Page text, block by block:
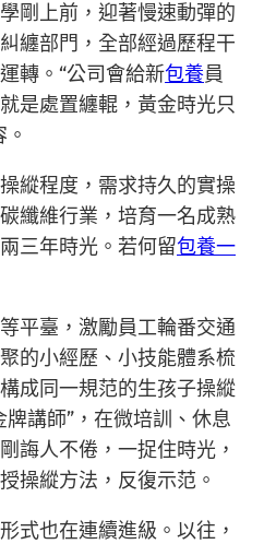
剛上前，迎著慢速動彈的
纏部門，全部經過歷程干
轉。“公司會給新包養員
是處置纏輥，黃金時光只
縱程度，需求持久的實操
纖維行業，培育一名成熟
三年時光。若何留包養一
平臺，激勵員工輪番交通
的小經歷、小技能體系梳
成同一規范的生孩子操縱
講師”，在微培訓、休息
誨人不倦，一捉住時光，
操縱方法，反復示范。
式也在連續進級。以往，